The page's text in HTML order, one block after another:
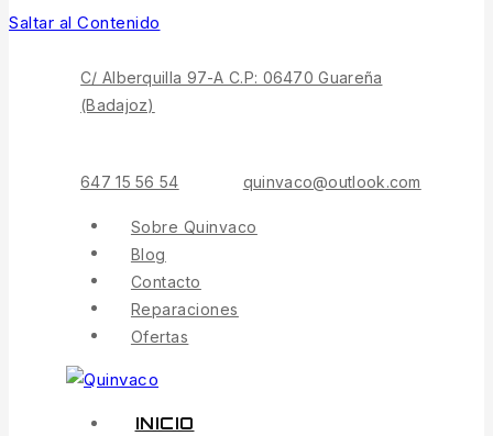
Saltar al Contenido
C/ Alberquilla 97-A C.P: 06470 Guareña
(Badajoz)
647 15 56 54 quinvaco@outlook.com
Sobre Quinvaco
Blog
Contacto
Reparaciones
Ofertas
INICIO